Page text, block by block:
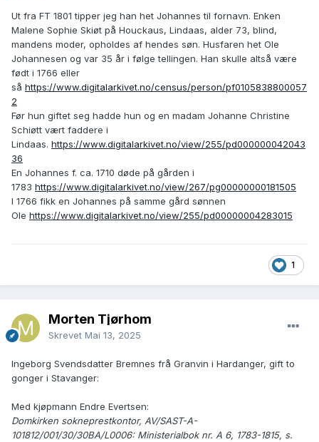
Ut fra FT 1801 tipper jeg han het Johannes til fornavn. Enken
Malene Sophie Skiøt på Houckaus, Lindaas, alder 73, blind,
mandens moder, opholdes af hendes søn. Husfaren het Ole
Johannesen og var 35 år i følge tellingen. Han skulle altså være
født i 1766 eller
så https://www.digitalarkivet.no/census/person/pf0105838800057
2
Før hun giftet seg hadde hun og en madam Johanne Christine
Schiøtt vært faddere i
Lindaas. https://www.digitalarkivet.no/view/255/pd000000042043
36
En Johannes f. ca. 1710 døde på gården i
1783 https://www.digitalarkivet.no/view/267/pg00000000181505
I 1766 fikk en Johannes på samme gård sønnen
Ole https://www.digitalarkivet.no/view/255/pd00000004283015
1
Morten Tjørhom
Skrevet Mai 13, 2025
Ingeborg Svendsdatter Bremnes frå Granvin i Hardanger, gift to
gonger i Stavanger:
Med kjøpmann Endre Evertsen:
Domkirken sokneprestkontor, AV/SAST-A-
101812/001/30/30BA/L0006: Ministerialbok nr. A 6, 1783-1815, s.